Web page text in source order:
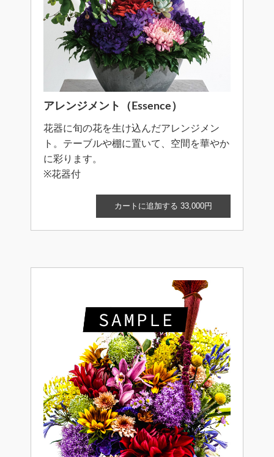
アレンジメント（Essence）
花器に旬の花を生け込んだアレンジメン
ト。テーブルや棚に置いて、空間を華やか
に彩ります。
※花器付
カートに追加する 33,000円